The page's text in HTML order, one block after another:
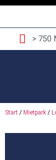
> 750
Start / Mietpark /